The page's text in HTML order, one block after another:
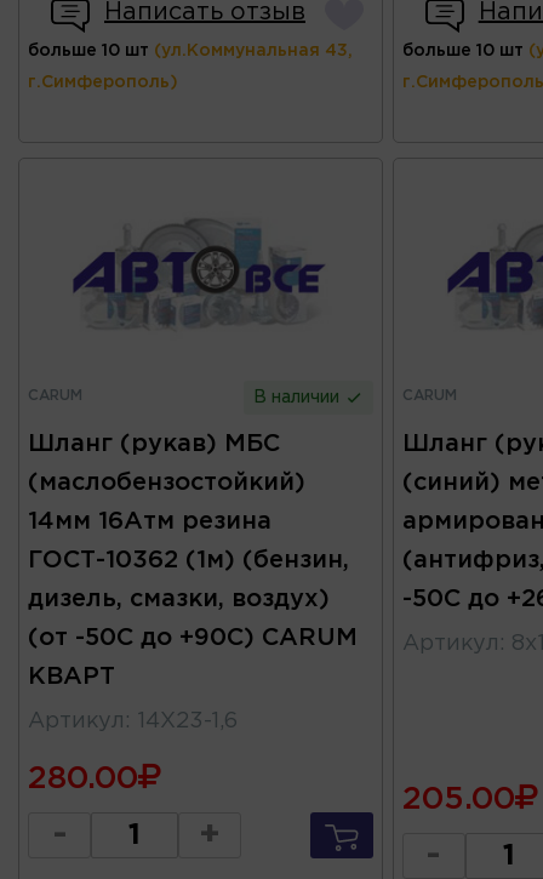
Написать отзыв
больше 10 шт (ул.Коммунальная 43,
г.Симферополь)
больше 10 шт
CARUM В наличии
Шланг (рукав) МБС
(маслобензостойкий)
14мм 16Атм резина
ГОСТ-10362 (1м) (бензин,
дизель, смазки, воздух)
(от -50С до +90С) CARUM
КВАРТ
Артикул : 14X23-1,6
280.00
- +
CARUM
Шланг
(синий)
-50С до
Артикул :
205.00
-